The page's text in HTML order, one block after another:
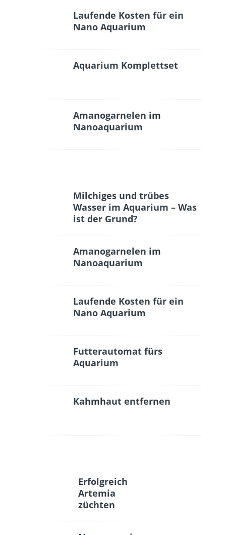
Laufende Kosten für ein
Nano Aquarium
Aquarium Komplettset
Amanogarnelen im
Nanoaquarium
Milchiges und trübes
Wasser im Aquarium – Was
ist der Grund?
Amanogarnelen im
Nanoaquarium
Laufende Kosten für ein
Nano Aquarium
Futterautomat fürs
Aquarium
Kahmhaut entfernen
Erfolgreich
Artemia
züchten